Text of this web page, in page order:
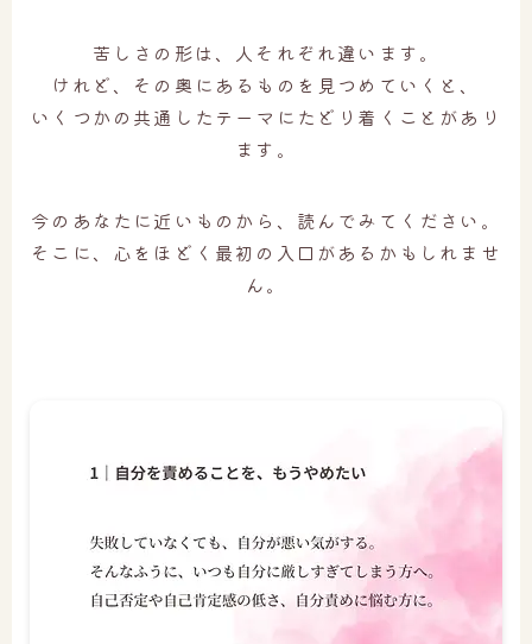
苦しさの形は、人それぞれ違います。
けれど、その奥にあるものを見つめていくと、
いくつかの共通したテーマにたどり着くことがあり
ます。
今のあなたに近いものから、読んでみてください。
そこに、心をほどく最初の入口があるかもしれませ
ん。